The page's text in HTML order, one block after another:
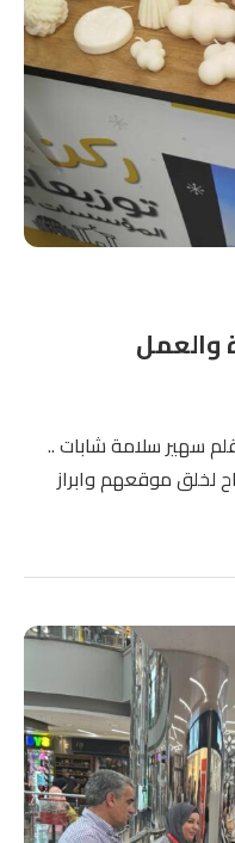
والعمل
سهير سلامة شابات ..
لخلق موقعهم وابراز